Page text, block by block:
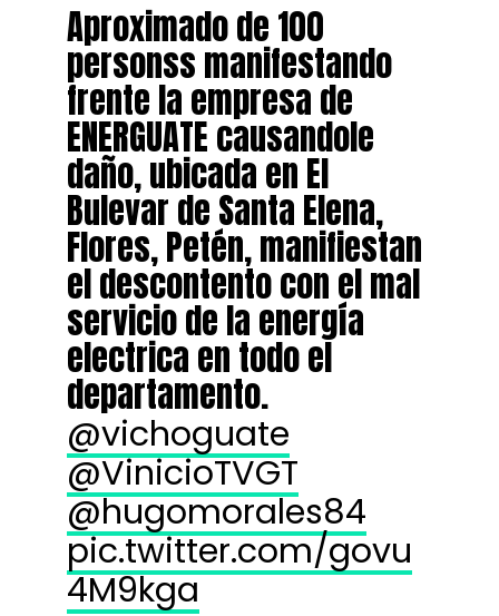
Aproximado de 100
personss manifestando
frente la empresa de
ENERGUATE causandole
daño, ubicada en El
Bulevar de Santa Elena,
Flores, Petén, manifiestan
el descontento con el mal
servicio de la energía
electrica en todo el
departamento.
@vichoguate
@VinicioTVGT
@hugomorales84
pic.twitter.com/govu
4M9kga